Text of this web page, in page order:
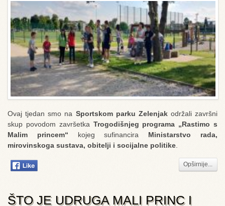
Ovaj tjedan smo na Sportskom parku Zelenjakodržali završni
skup povodom završetka Trogodišnjeg programa „Rastimo s
Malim princem“ kojeg sufinancira Ministarstvo rada,
mirovinskoga sustava, obitelji i socijalne politike
Opširnije...
ŠTO JE UDRUGA MALI PRINC I